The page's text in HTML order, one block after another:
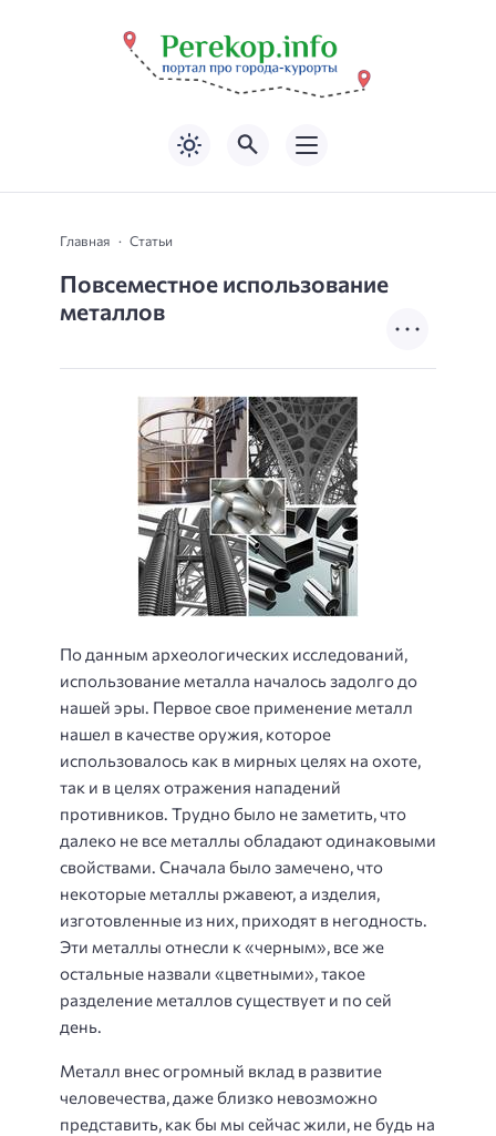
Главная Статьи
Повсеместное использование
металлов
По данным археологических исследований,
использование металла началось задолго до
нашей эры. Первое свое применение металл
нашел в качестве оружия, которое
использовалось как в мирных целях на охоте,
так и в целях отражения нападений
противников. Трудно было не заметить, что
далеко не все металлы обладают одинаковыми
свойствами. Сначала было замечено, что
некоторые металлы ржавеют, а изделия,
изготовленные из них, приходят в негодность.
Эти металлы отнесли к «черным», все же
остальные назвали «цветными», такое
разделение металлов существует и по сей
день.
Металл внес огромный вклад в развитие
человечества, даже близко невозможно
представить, как бы мы сейчас жили, не будь на